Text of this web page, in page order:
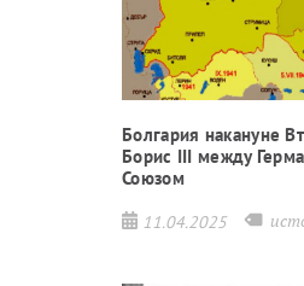
Болгария накануне
Борис III между
Союзом
11.04.2025